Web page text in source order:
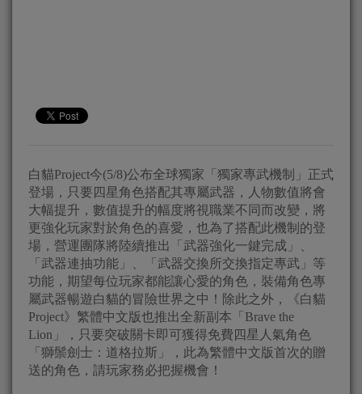
白貓Project今(5/8)公布全球獨家「獨家專武機制」正式
登場，只要四星角色搭配其專屬武器，人物數值將會
大幅提升，數值提升的幅度將視職業不同而改變，將
更強化玩家對於角色的喜愛，也為了搭配此機制的登
場，營運團隊將陸續推出「武器強化一鍵完成」、
「武器連抽功能」、「武器交換所交換指定專武」等
功能，期望每位玩家都能讓心愛的角色，裝備角色專
屬武器暢遊白貓的冒險世界之中！除此之外，《白貓
Project》繁體中文版也推出全新副本「Brave the
Lion」，只要突破關卡即可獲得免費四星人氣角色
「獅鬃劍士：道格拉斯」，此為繁體中文版首次的贈
送的角色，請玩家務必把握機會！